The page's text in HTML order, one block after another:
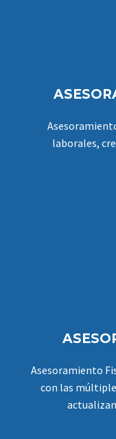
laborales,
Asesoramiento
con las